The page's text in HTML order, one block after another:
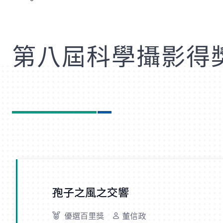
第八屆科學攝影得
孢子之風之交響
優選百里獎 董信政